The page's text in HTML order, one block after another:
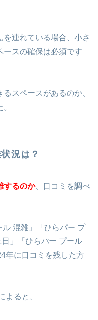
連れている場合、小さ
ースの確保は必須です
スペースがあるのか、
況は？
するのか、口コミを調べ
混雑」「ひらパー プ
」「ひらパー プール
年に口コミを残した方
よると、